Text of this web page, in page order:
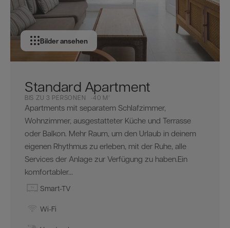
Bilder ansehen
Standard Apartment
BIS ZU 3 PERSONEN 40 M²
Apartments mit separatem Schlafzimmer,
Wohnzimmer, ausgestatteter Küche und Terrasse
oder Balkon. Mehr Raum, um den Urlaub in deinem
eigenen Rhythmus zu erleben, mit der Ruhe, alle
Services der Anlage zur Verfügung zu haben.Ein
komfortabler...
Smart-TV
Wi-Fi